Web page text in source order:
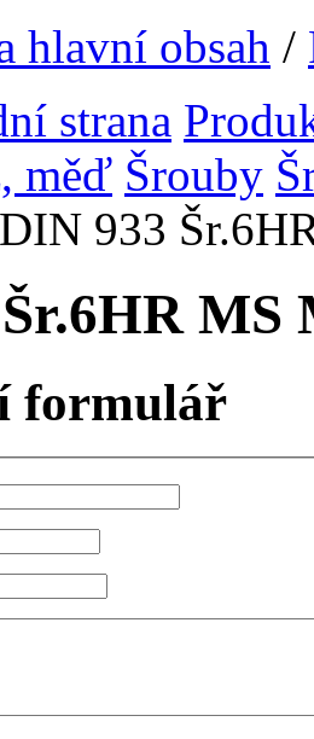
hlavní obsah /
strana
měď Šrouby
DIN 933
MS
formulář